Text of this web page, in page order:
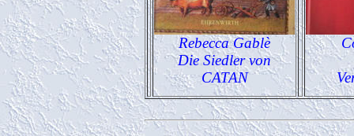
Rebecca Gablè
Die Siedler von
CATAN